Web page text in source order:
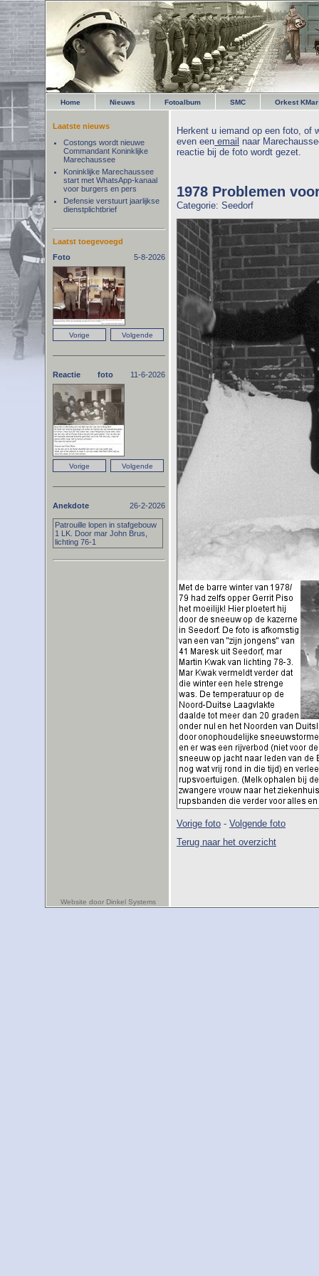
Home Nieuws Fotoalbum SMC Orkest KMar
Herkent u iemand op een foto, of
even een email naar
reactie bij de foto wordt gezet.
1978 Problemen
Categorie: Seedorf
Vorige foto - Volgende foto
Terug naar het overzicht
Laatste nieuws
Costongs wordt nieuwe
Commandant Koninklijke
Marechaussee
Koninklijke Marechaussee
start met WhatsApp-kanaal
voor burgers en pers
Defensie verstuurt jaarlijkse
dienstplichtbrief
Laatst toegevoegd
Foto
5-8-2026
Reactie foto 11-6-2026
Anekdote 26-2-2026
Patrouille lopen in stafgebouw
1 LK. Door mar John Brus,
lichting 76-1
Website door Dinkel Systems